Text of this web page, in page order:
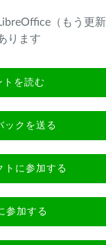
（もう更新
ります
トを読む
ックを送る
トに参加する
参加する